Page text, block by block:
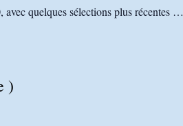
avec quelques sélections plus récentes …
)